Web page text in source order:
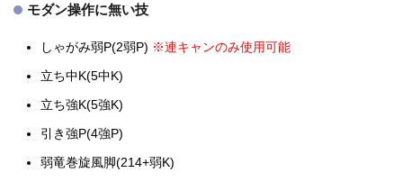
モダン操作に無い技
しゃがみ弱P(2弱P) ※連キャンのみ使用可能
立ち中K(5中K)
立ち強K(5強K)
引き強P(4強P)
弱竜巻旋風脚(214+弱K)